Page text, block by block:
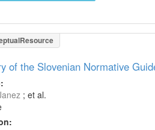
of the Slovenian Normative
; et al.